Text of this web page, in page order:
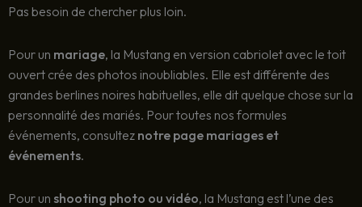
Pas besoin de chercher plus loin.
Pour un mariage, la Mustang en version cabriolet avec le toit
ouvert crée des photos inoubliables. Elle est différente des
grandes berlines noires habituelles, elle dit quelque chose sur la
personnalité des mariés. Pour toutes nos formules
événements, consultez notre page mariages et
événements.
Pour un shooting photo ou vidéo, la Mustang est l’une des